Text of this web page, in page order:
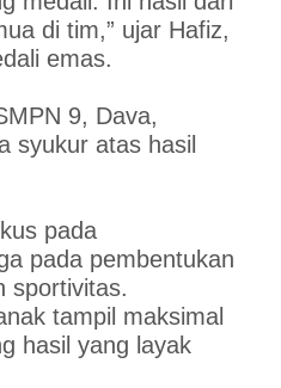
di tim,” ujar Hafiz,
emas.
9, Dava,
syukur atas hasil
pada
pada pembentukan
sportivitas.
tampil maksimal
hasil yang layak